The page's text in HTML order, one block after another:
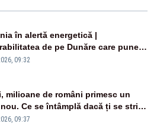
în alertă energetică |
de pe Dunăre care pune
Centrala Cernavodă era
09:32
milioane de români primesc un
Ce se întâmplă dacă ți se strică
09:37